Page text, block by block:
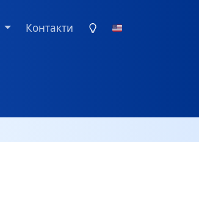
Контакти